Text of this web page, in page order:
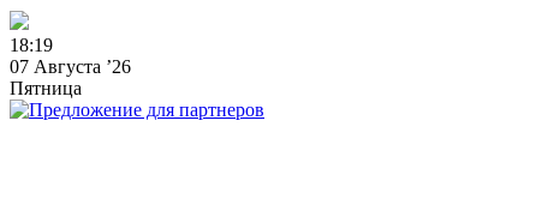
18:19
07 Августа ’26
Пятница